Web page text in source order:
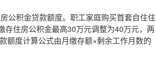
积金贷款额度。职工家庭购买首套自住住
住房公积金最高30万元调整为40万元，两
额度计算公式由月缴存额×剩余工作月数的